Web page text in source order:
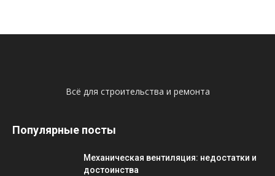
Всё для строительства и ремонта
Популярные посты
Механическая вентиляция: недостатки и
достоинства